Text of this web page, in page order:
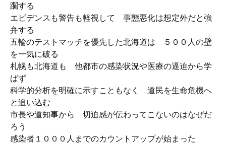
躙する
エビデンスも警告も軽視して 事態悪化は想定外だと強
弁する
五輪のテストマッチを優先した北海道は ５００人の壁
を一気に破る
札幌も北海道も 他都市の感染状況や医療の逼迫から学
ばず
科学的分析を明確に示すこともなく 道民を生命危機へ
と追い込む
市長や道知事から 切迫感が伝わってこないのはなぜだ
ろう
感染者１０００人までのカウントアップが始まった